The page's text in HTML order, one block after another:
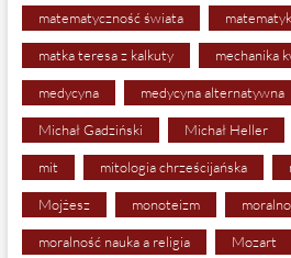
matematyczność świata
matka teresa z kalkuty mechanika
medycyna medycyna alternatywna
Michał Gadziński Michał Heller
mit mitologia chrześcijańska
Mojżesz monoteizm
moralność nauka a religia Mozart